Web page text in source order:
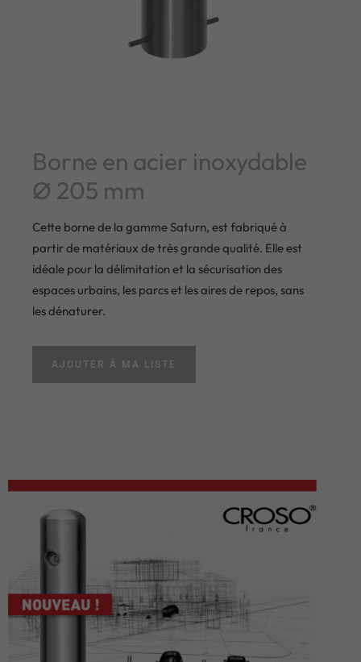
Borne en acier inoxydable
Ø 205 mm
Cette borne de la gamme Saturn, est fabriqué à
partir de matériaux de très grande qualité. Elle est
idéale pour la délimitation et la sécurisation des
espaces urbains, les parcs et les aires de repos, sans
les dénaturer.
AJOUTER À MA LISTE